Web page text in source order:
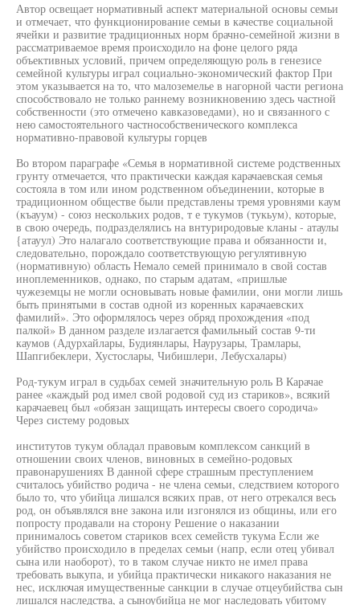
Автор освещает нормативный аспект материальной основы семьи
и отмечает, что функционирование семьи в качестве социальной
ячейки и развитие традиционных норм брачно-семейной жизни в
рассматриваемое время происходило на фоне целого ряда
объективных условий, причем определяющую роль в генезисе
семейной культуры играл социально-экономический фактор При
этом указывается на то, что малоземелье в нагорной части региона
способствовало не только раннему возникновению здесь частной
собственности (это отмечено кавказоведами), но и связанного с
нею самостоятельного частнособственического комплекса
нормативно-правовой культуры горцев
Во втором параграфе «Семья в нормативной системе родственных
грунту отмечается, что практически каждая карачаевская семья
состояла в том или ином родственном объединении, которые в
традиционном обществе были представлены тремя уровнями каум
(къауум) - союз нескольких родов, т е тукумов (тукьум), которые,
в свою очередь, подразделялись на внтуриродовые кланы - атаулы
{атауул) Это налагало соответствующие права и обязанности и,
следовательно, порождало соответствующую регулятивную
(нормативную) область Немало семей принимало в свой состав
иноплеменников, однако, по старым адатам, «пришлые
чужеземцы не могли основывать новые фамилии, они могли лишь
быть принятыми в состав одной из коренных карачаевских
фамилий». Это оформлялось через обряд прохождения «под
палкой» В данном разделе излагается фамильный состав 9-ти
каумов (Адурхайлары, Будиянлары, Наурузары, Трамлары,
Шапгибеклери, Хустослары, Чибишлери, Лебусхалары)
Род-тукум играл в судьбах семей значительную роль В Карачае
ранее «каждый род имел свой родовой суд из стариков», всякий
карачаевец был «обязан защищать интересы своего сородича»
Через систему родовых
институтов тукум обладал правовым комплексом санкций в
отношении своих членов, виновных в семейно-родовых
правонарушениях В данной сфере страшным преступлением
считалось убийство родича - не члена семьи, следствием которого
было то, что убийца лишался всяких прав, от него отрекался весь
род, он объявлялся вне закона или изгонялся из общины, или его
попросту продавали на сторону Решение о наказании
принималось советом стариков всех семейств тукума Если же
убийство происходило в пределах семьи (напр, если отец убивал
сына или наоборот), то в таком случае никто не имел права
требовать выкупа, и убийца практически никакого наказания не
нес, исключая имущественные санкции в случае отцеубийства сын
лишался наследства, а сыноубийца не мог наследовать убитому